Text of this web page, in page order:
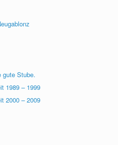
gute Stube.
1989 – 1999
2000 – 2009